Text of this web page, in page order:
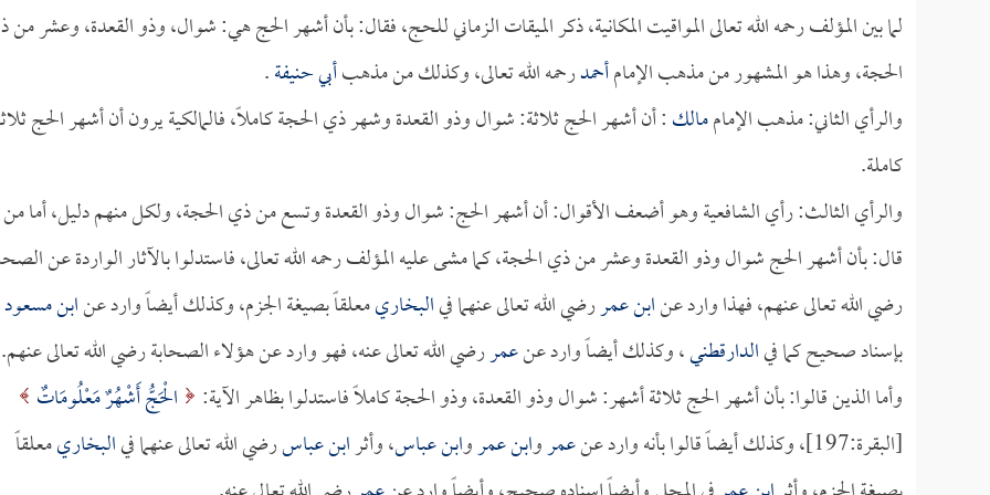
لما بين المؤلف رحمه الله تعالى المواقيت المكانية، ذكر الميقات الزماني للحج، فقال: بأن أشهر الحج هي: شوال، وذو القعدة، وعشر
الحجة، وهذا هو المشهور من مذهب الإمامأحمدرحمه الله تعالى، وكذلك من مذهبأبي حنيفة.
والرأي الثاني: مذهب الإماممالك: أن أشهر الحج ثلاثة: شوال وذو القعدة وشهر ذي الحجة كاملاً، فالمالكية يرون أن أشهر الحج
كاملة.
والرأي الثالث: رأي الشافعية وهو أضعف الأقوال: أن أشهر الحج: شوال وذو القعدة وتسع من ذي الحجة، ولكل منهم دليل، أما من
قال: بأن أشهر الحج شوال وذو القعدة وعشر من ذي الحجة، كما مشى عليه المؤلف رحمه الله تعالى، فاستدلوا بالآثار الواردة عن
رضي الله تعالى عنهم، فهذا وارد عنابن عمررضي الله تعالى عنهما فيالبخاريمعلقاً بصيغة الجزم، وكذلك أيضاً وارد عنابن مسعود
بإسناد صحيح كما فيالدارقطني، وكذلك أيضاً وارد عنعمررضي الله تعالى عنه، فهو وارد عن هؤلاء الصحابة رضي الله تعالى عنهم.
وأما الذين قالوا: بأن أشهر الحج ثلاثة أشهر: شوال وذو القعدة، وذو الحجة كاملاً فاستدلوا بظاهر الآية:
الْحَجُّ أَشْهُرٌ مَعْلُومَاتٌ
[البقرة:197]، وكذلك أيضاً قالوا بأنه وارد عن
عمروابن عمروابن عباس، وأثرابن عباسرضي الله تعالى عنهما فيالبخاريمعلقاً